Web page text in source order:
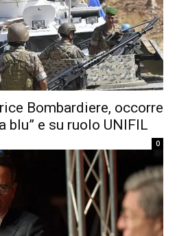
Bombardiere, occorre
blu” e su ruolo UNIFIL
0